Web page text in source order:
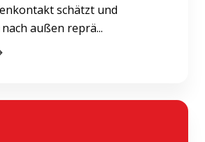
schätzt und
außen reprä...